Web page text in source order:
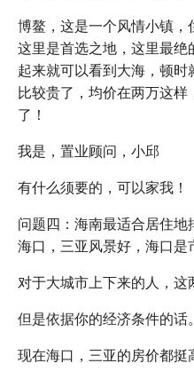
博鳌，这是一个风情小镇
这里是首选之地，这里最
起来就可以看到大海，顿
比较贵了，均价在两万这
了！
我是，置业顾问，小邱
有什么须要的，可以家我！
问题四：海南最适合居住
海口，三亚风景好，海口是
对于大城市上下来的人，这
但是依据你的经济条件的话
现在海口，三亚的房价都挺